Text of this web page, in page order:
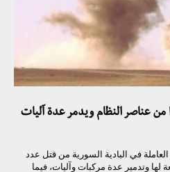
عناصر النظام ويدمر عدة آليات
في البادية السورية من قتل عدد
لها وتدمير عدة مركبات وآليات، فيما